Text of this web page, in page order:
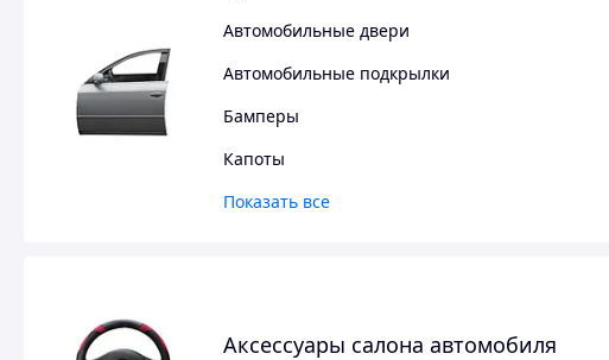
Автомобильные двери
Автомобильные подкрылки
Бамперы
Капоты
Показать все
Аксессуары салона автомобиля